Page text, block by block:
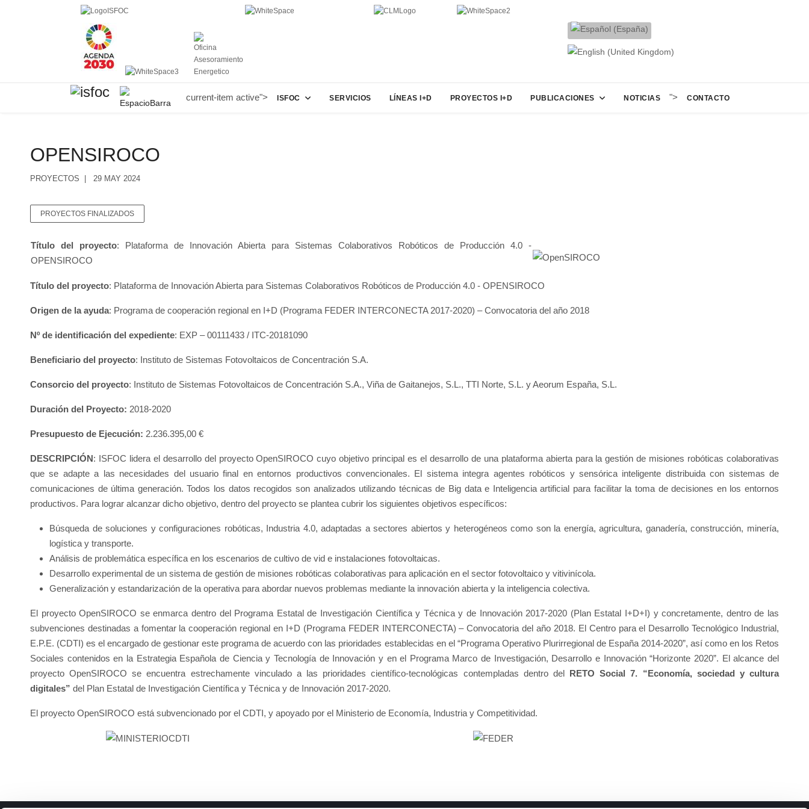
current-item active"> ISFOC SERVICIOS LÍNEAS I+D PROYECTOS I+D PUBLICACIONES NOTICIAS "> CONTACTO
OPENSIROCO
PROYECTOS 29 MAY 2024
PROYECTOS FINALIZADOS
Título del proyecto: Plataforma de Innovación Abierta para Sistemas Colaborativos Robóticos de Producción 4.0 -
OPENSIROCO
Título del proyecto: Plataforma de Innovación Abierta para Sistemas Colaborativos Robóticos de Producción 4.0 - OPENSIROCO
Origen de la ayuda: Programa de cooperación regional en I+D (Programa FEDER INTERCONECTA 2017-2020) – Convocatoria del año 2018
Nº de identificación del expediente: EXP – 00111433 / ITC-20181090
Beneficiario del proyecto: Instituto de Sistemas Fotovoltaicos de Concentración S.A.
Consorcio del proyecto: Instituto de Sistemas Fotovoltaicos de Concentración S.A., Viña de Gaitanejos, S.L., TTI Norte, S.L. y Aeorum España, S.L.
Duración del Proyecto: 2018-2020
Presupuesto de Ejecución: 2.236.395,00 €
DESCRIPCIÓN: ISFOC lidera el desarrollo del proyecto OpenSIROCO cuyo objetivo principal es el desarrollo de una plataforma abierta para la gestión de misiones robóticas colaborativas
que se adapte a las necesidades del usuario final en entornos productivos convencionales. El sistema integra agentes robóticos y sensórica inteligente distribuida con sistemas de
comunicaciones de última generación. Todos los datos recogidos son analizados utilizando técnicas de Big data e Inteligencia artificial para facilitar la toma de decisiones en los entornos
productivos. Para lograr alcanzar dicho objetivo, dentro del proyecto se plantea cubrir los siguientes objetivos específicos:
Búsqueda de soluciones y configuraciones robóticas, Industria 4.0, adaptadas a sectores abiertos y heterogéneos como son la energía, agricultura, ganadería, construcción, minería,
logística y transporte.
Análisis de problemática específica en los escenarios de cultivo de vid e instalaciones fotovoltaicas.
Desarrollo experimental de un sistema de gestión de misiones robóticas colaborativas para aplicación en el sector fotovoltaico y vitivinícola.
Generalización y estandarización de la operativa para abordar nuevos problemas mediante la innovación abierta y la inteligencia colectiva.
El proyecto OpenSIROCO se enmarca dentro del Programa Estatal de Investigación Científica y Técnica y de Innovación 2017-2020 (Plan Estatal I+D+I) y concretamente, dentro de las
subvenciones destinadas a fomentar la cooperación regional en I+D (Programa FEDER INTERCONECTA) – Convocatoria del año 2018. El Centro para el Desarrollo Tecnológico Industrial,
E.P.E. (CDTI) es el encargado de gestionar este programa de acuerdo con las prioridades establecidas en el “Programa Operativo Plurirregional de España 2014-2020”, así como en los Retos
Sociales contenidos en la Estrategia Española de Ciencia y Tecnología de Innovación y en el Programa Marco de Investigación, Desarrollo e Innovación “Horizonte 2020”. El alcance del
proyecto OpenSIROCO se encuentra estrechamente vinculado a las prioridades científico-tecnológicas contempladas dentro del RETO Social 7. “Economía, sociedad y cultura
digitales” del Plan Estatal de Investigación Científica y Técnica y de Innovación 2017-2020.
El proyecto OpenSIROCO está subvencionado por el CDTI, y apoyado por el Ministerio de Economía, Industria y Competitividad.